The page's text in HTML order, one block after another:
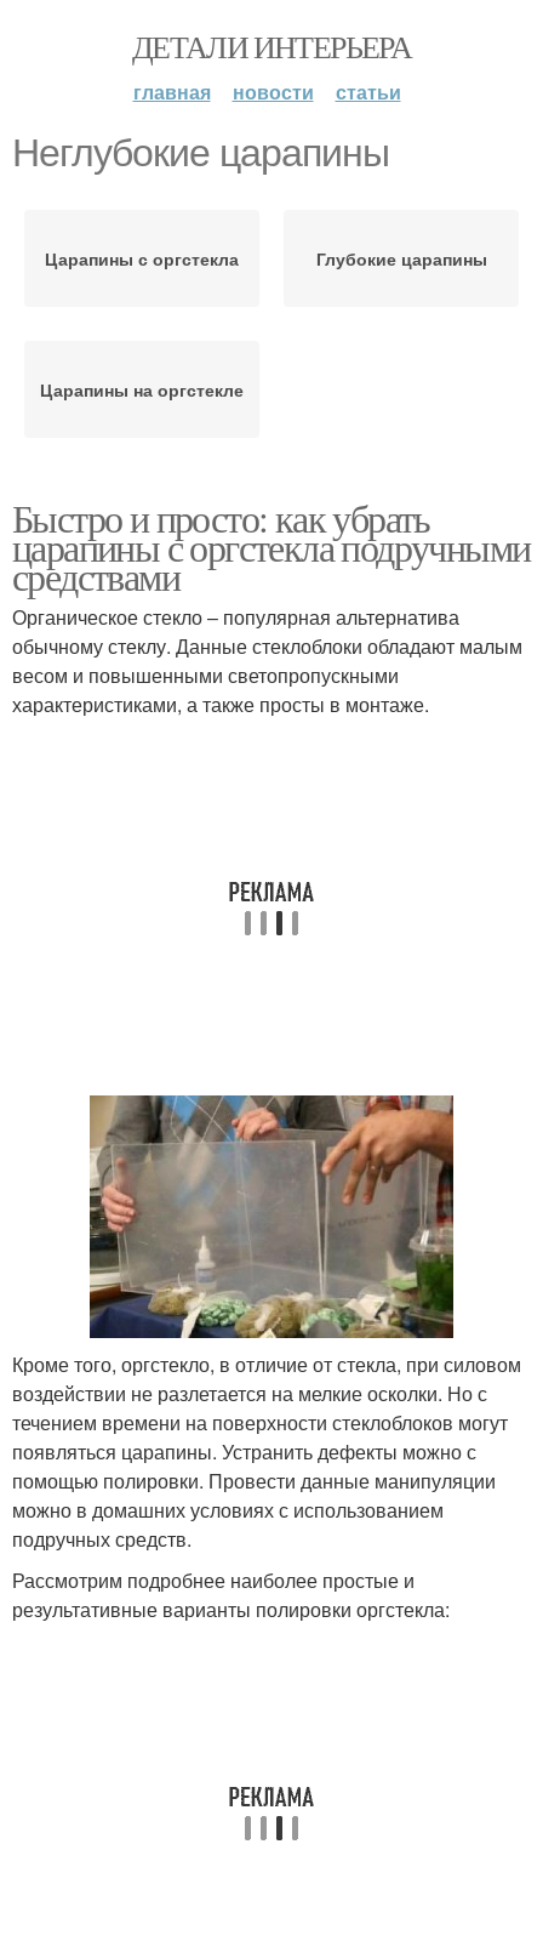
ДЕТАЛИ ИНТЕРЬЕРА
главная новости статьи
Неглубокие царапины
Царапины с оргстекла Глубокие царапины
Царапины на оргстекле
Быстро и просто: как убрать
царапины с оргстекла подручными
средствами
Органическое стекло – популярная альтернатива
обычному стеклу. Данные стеклоблоки обладают малым
весом и повышенными светопропускными
характеристиками, а также просты в монтаже.
Кроме того, оргстекло, в отличие от стекла, при силовом
воздействии не разлетается на мелкие осколки. Но с
течением времени на поверхности стеклоблоков могут
появляться царапины. Устранить дефекты можно с
помощью полировки. Провести данные манипуляции
можно в домашних условиях с использованием
подручных средств.
Рассмотрим подробнее наиболее простые и
результативные варианты полировки оргстекла: